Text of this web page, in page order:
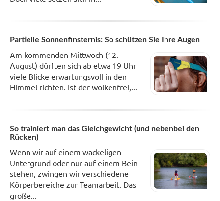
Partielle Sonnenfinsternis: So schützen Sie Ihre Augen
Am kommenden Mittwoch (12.
August) dürften sich ab etwa 19 Uhr
viele Blicke erwartungsvoll in den
Himmel richten. Ist der wolkenfrei,...
So trainiert man das Gleichgewicht (und nebenbei den
Rücken)
Wenn wir auf einem wackeligen
Untergrund oder nur auf einem Bein
stehen, zwingen wir verschiedene
Körperbereiche zur Teamarbeit. Das
große...